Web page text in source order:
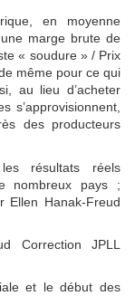
en moyenne
marge brute de
« soudure » / Prix
même pour ce qui
au lieu d’acheter
s’approvisionnent,
des producteurs
résultats réels
nombreux pays ;
Ellen Hanak-Freud
et le début des